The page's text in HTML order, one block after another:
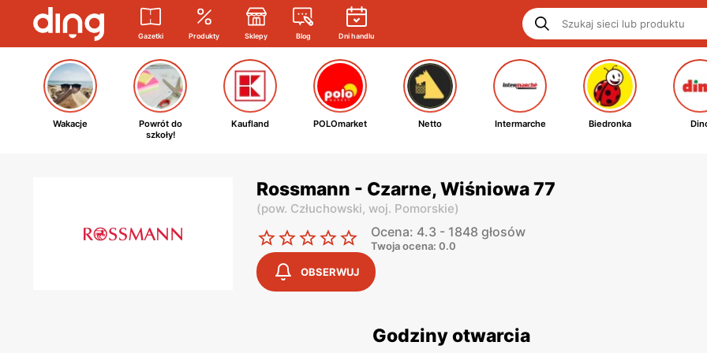
Gazetki Produkty Sklepy Blog Dni handlu
Wakacje
Powrót do
szkoły!
Kaufland POLOmarket Netto Intermarche Biedronka
Rossmann - Czarne, Wiśniowa 77
(pow. Człuchowski, woj. Pomorskie)
Ocena: 4.3 - 1848 głosów
Twoja ocena: 0.0
OBSERWUJ
Godziny otwarcia